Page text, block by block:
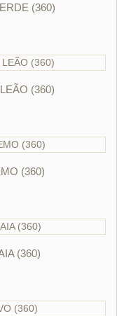
(360)
(360)
(360)
(360)